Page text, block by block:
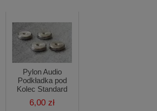
Pylon Audio
Podkładka pod
Kolec Standard
6,00 zł